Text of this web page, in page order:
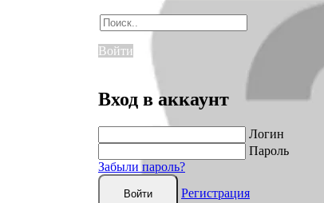
Войти
Вход в аккаунт
Логин
Пароль
Забыли пароль?
Войти
Регистрация